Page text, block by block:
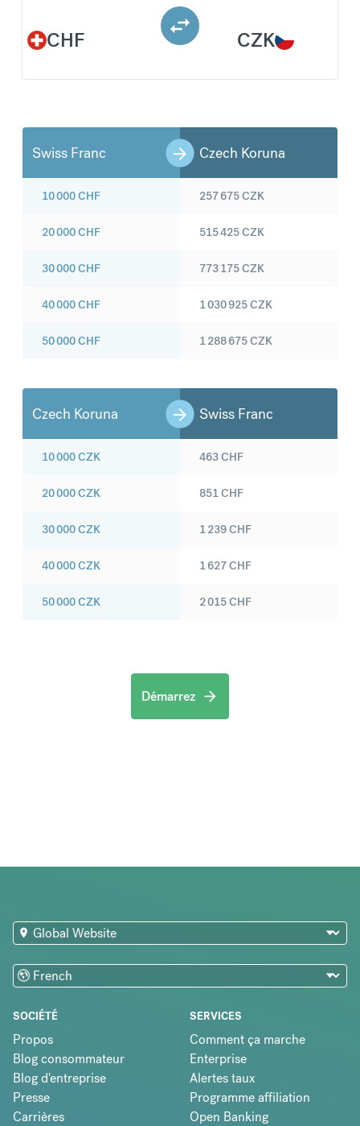
CHF CZK
Swiss Franc Czech Koruna
10 000CHF
20 000CHF
30 000CHF
40 000CHF
50 000CHF
257 675CZK
515 425CZK
773 175CZK
1 030 925CZK
1 288 675CZK
Czech Koruna Swiss Franc
10 000CZK
20 000CZK
30 000CZK
40 000CZK
50 000CZK
463CHF
851CHF
1 239CHF
1 627CHF
2 015CHF
Démarrez
SOCIÉTÉ
Propos
Blog consommateur
Blog d'entreprise
Presse
Carrières
SERVICES
Comment ça marche
Enterprise
Alertes taux
Programme affiliation
Open Banking